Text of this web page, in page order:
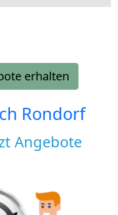
erhalten
Rondorf
Angebote